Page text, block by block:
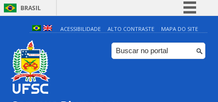
BRASIL
Simplifique!
Comunica BR
Participe
ACESSIBILIDADE ALTO CONTRASTE MAPA DO SITE